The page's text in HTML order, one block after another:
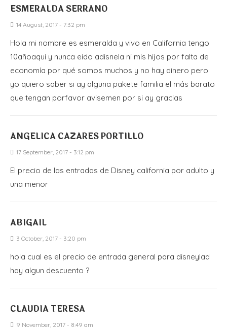
ESMERALDA SERRANO
14 August, 2017 - 7:32 pm
Hola mi nombre es esmeralda y vivo en California tengo
10añoaqui y nunca eido adisnela ni mis hijos por falta de
economía por qué somos muchos y no hay dinero pero
yo quiero saber si ay alguna pakete familia el más barato
que tengan porfavor avisemen por si ay gracias
ANGELICA CAZARES PORTILLO
17 September, 2017 - 3:12 pm
El precio de las entradas de Disney california por adulto y
una menor
ABIGAIL
3 October, 2017 - 3:20 pm
hola cual es el precio de entrada general para disneylad
hay algun descuento ?
CLAUDIA TERESA
9 November, 2017 - 8:49 am